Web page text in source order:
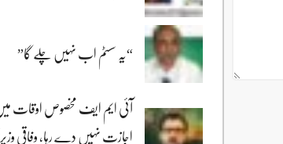
“یہ سسٹم اب نہیں چلے گا”
آئی ایم ایف مخصوص اوقات میں
اجازت نہیں دے رہا، وفاقی وزیر